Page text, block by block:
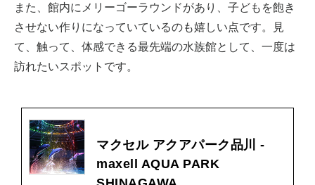
また、館内にメリーゴーラウンドがあり、子どもを飽き
させない作りになっていているのも嬉しい点です。見
て、触って、体感できる最先端の水族館として、一度は
訪れたいスポットです。
マクセル アクアパーク品川 -
maxell AQUA PARK